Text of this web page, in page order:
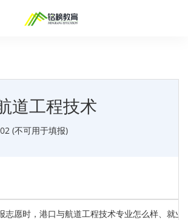
道工程技术
(不可用于填报)
志愿时，港口与航道工程技术专业怎么样、就